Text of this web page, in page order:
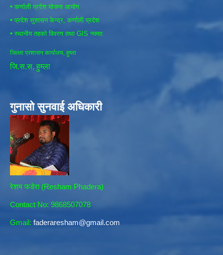
• कर्णाली प्रदेश योजना आयोग
• प्रदेश सुशासन केन्द्र, कर्णाली प्रदेश
• स्थानीय तहको विवरण तथा GIS नक्सा
जिल्ला प्रशासन कार्यालय, हुम्ला
जि.स.स, हुम्ला
गुनासो सुनवाई अधिकारी
रेशम फडेरा (Resham Phadera)
Contact No: 9868507078
Gmail: faderaresham@gmail.com